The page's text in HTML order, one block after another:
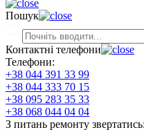
Пошук
Контактні телефони
Телефони:
+38 044 391 33 99
+38 044 333 70 15
+38 095 283 35 33
+38 068 044 04 04
З питань ремонту звертатись: